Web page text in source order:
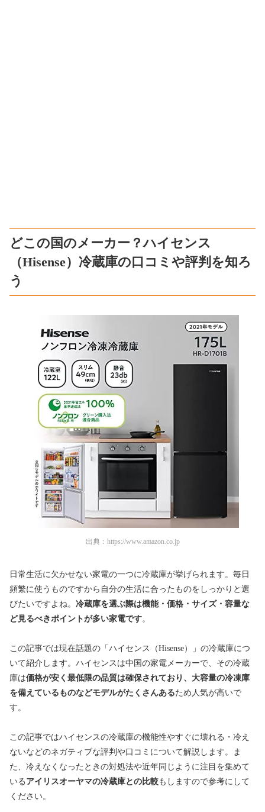
どこの国のメーカー？ハイセンス
（Hisense）冷蔵庫の口コミや評判を知ろ
う
出典： https://www.amazon.co.jp
日常生活に欠かせない家電の一つに冷蔵庫が挙げられます。毎日
頻繁に使うものですから自分の生活に合ったものをしっかりと選
びたいですよね。 冷蔵庫を選ぶ際は機能・価格・サイズ・容量な
ど見るべきポイントが多い家電です。
この記事では現在話題の「ハイセンス（Hisense）」の冷蔵庫につ
いて紹介します。ハイセンスは中国の家電メーカーで、その冷蔵
庫は価格が安く最低限の品質は確保されており、大容量の冷凍庫
を備えているものなどモデルがたくさんあるため人気が高いで
す。
この記事ではハイセンスの冷蔵庫の機能性やすぐに壊れる・冷え
ないなどのネガティブな評判や口コミについて解説します。ま
た、冷えなくなったときの対処法や近年同じように注目を集めて
いる アイリスオーヤマの冷蔵庫との比較もしますので参考にして
ください。